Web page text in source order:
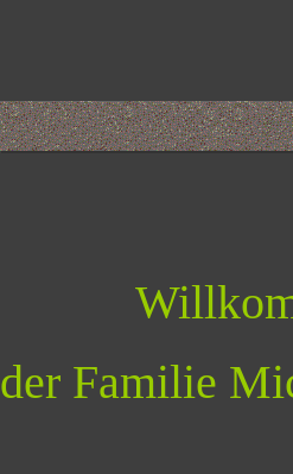
der Familie